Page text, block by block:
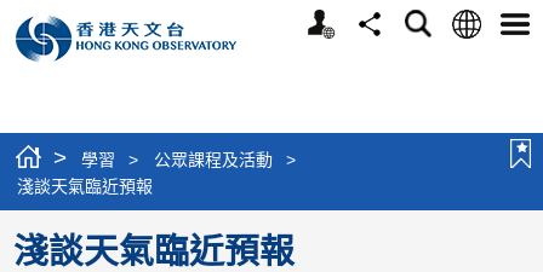
個
分
搜
語
選
> 學習 > 公眾課程及活動
>
淺談天氣臨近預報
淺談天氣臨近預報